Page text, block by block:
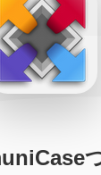
PC関連
オーディオ